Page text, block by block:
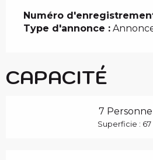
Numéro
Type d'annonce :
CAPACITÉ
7
Superficie : 67